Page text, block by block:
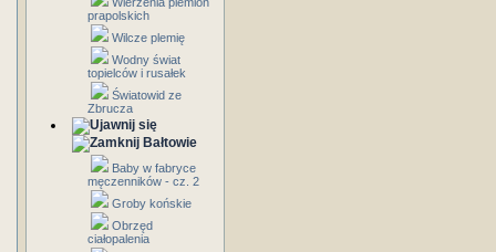
prapolskich
Wilcze plemię
Wodny świat
topielców i rusałek
Światowid ze
Zbrucza
Bałtowie
Baby w fabryce
męczenników - cz. 2
Groby końskie
Obrzęd
ciałopalenia